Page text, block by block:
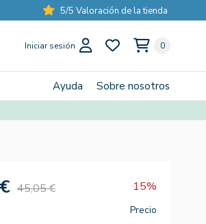
5/5 Valoración de la tienda
Iniciar sesión 0
Ayuda Sobre nosotros
45,05 € 15%
Precio